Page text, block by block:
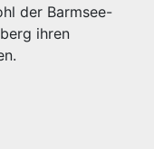
der Barmsee-
ihren